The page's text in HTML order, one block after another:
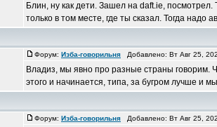
Блин, ну как дети. Зашел на daft.ie,
только в том месте, где ты сказал. Тогда надо
Форум: Изба-говорильня Добавлено: Вт Авг 25,
Владиз, мы явно про разные страны говорим.
этого и начинается, типа, за бугром лучше и
Форум: Изба-говорильня Добавлено: Вт Авг 25,